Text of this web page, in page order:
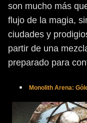
son mucho más
flujo de la magia,
ciudades y
partir de una
preparado para
Monolith Arena: